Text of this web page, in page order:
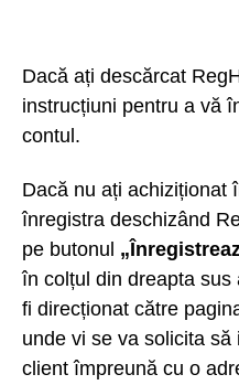
Dacă ați descărcat
instrucțiuni pentru a vă
contul.
Dacă nu ați achiziționat
înregistra deschizând
pe butonul
în colțul din dreapta sus
fi direcționat către
unde vi se va solicita
client împreună cu o